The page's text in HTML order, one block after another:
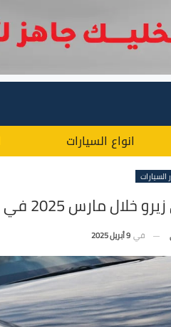
انواع السيارات
السيارات
في 9 أبريل 2025